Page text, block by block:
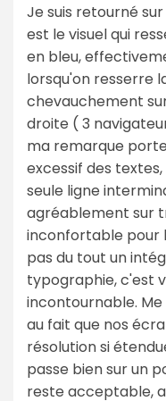
Je suis retourné
est le visuel qui
en bleu,
lorsqu'on resserre
chevauchement
droite ( 3
ma remarque
excessif des
seule ligne
agréablement sur
inconfortable pour
pas du tout un
typographie, c'est
incontournable.
au fait que nos
résolution si
passe bien sur un
reste acceptable,